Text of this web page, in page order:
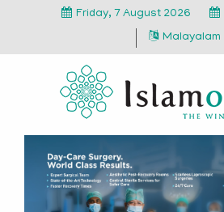
Friday, 7 August 2026
Malayalam